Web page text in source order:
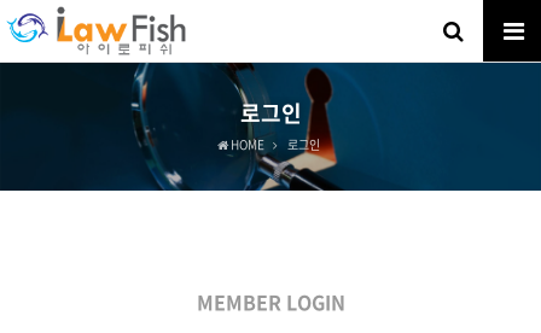
로그인
HOME 로그인
MEMBER LOGIN